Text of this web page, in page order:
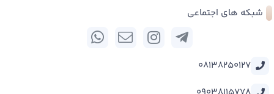
شبکه های اجتماعی
08138250127